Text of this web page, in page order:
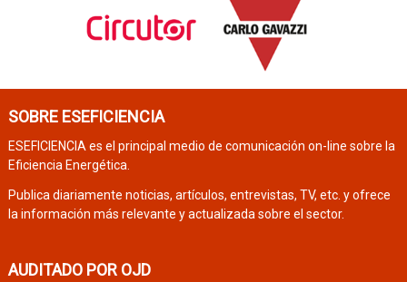
SOBRE ESEFICIENCIA
ESEFICIENCIA es el principal medio de comunicación on-line sobre la
Eficiencia Energética.
Publica diariamente noticias, artículos, entrevistas, TV, etc. y ofrece
la información más relevante y actualizada sobre el sector.
AUDITADO POR OJD